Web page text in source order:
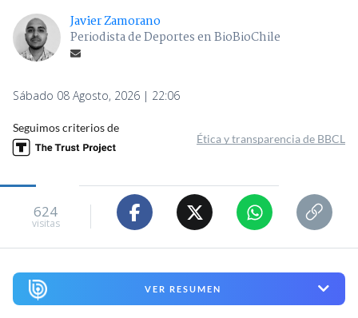
Javier Zamorano
Periodista de Deportes en BioBioChile
Sábado 08 Agosto, 2026 | 22:06
Seguimos criterios de
Ética y transparencia de BBCL
624
visitas
VER RESUMEN